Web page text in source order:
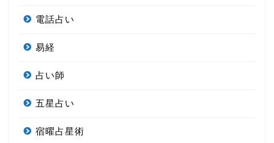
電話占い
易経
占い師
五星占い
宿曜占星術